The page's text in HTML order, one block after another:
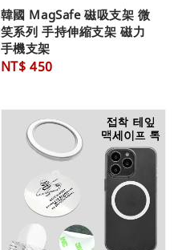
韓國 MagSafe 磁吸支架 微
笑系列 手持伸縮支架 磁力
手機支架
Regular
NT$ 450